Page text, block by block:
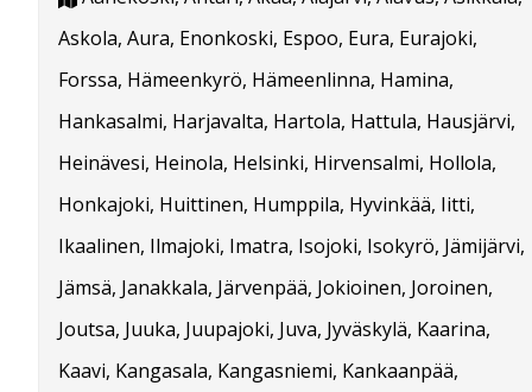
Askola, Aura, Enonkoski, Espoo, Eura, Eurajoki,
Forssa, Hämeenkyrö, Hämeenlinna, Hamina,
Hankasalmi, Harjavalta, Hartola, Hattula, Hausjärvi,
Heinävesi, Heinola, Helsinki, Hirvensalmi, Hollola,
Honkajoki, Huittinen, Humppila, Hyvinkää, Iitti,
Ikaalinen, Ilmajoki, Imatra, Isojoki, Isokyrö, Jämijärvi,
Jämsä, Janakkala, Järvenpää, Jokioinen, Joroinen,
Joutsa, Juuka, Juupajoki, Juva, Jyväskylä, Kaarina,
Kaavi, Kangasala, Kangasniemi, Kankaanpää,